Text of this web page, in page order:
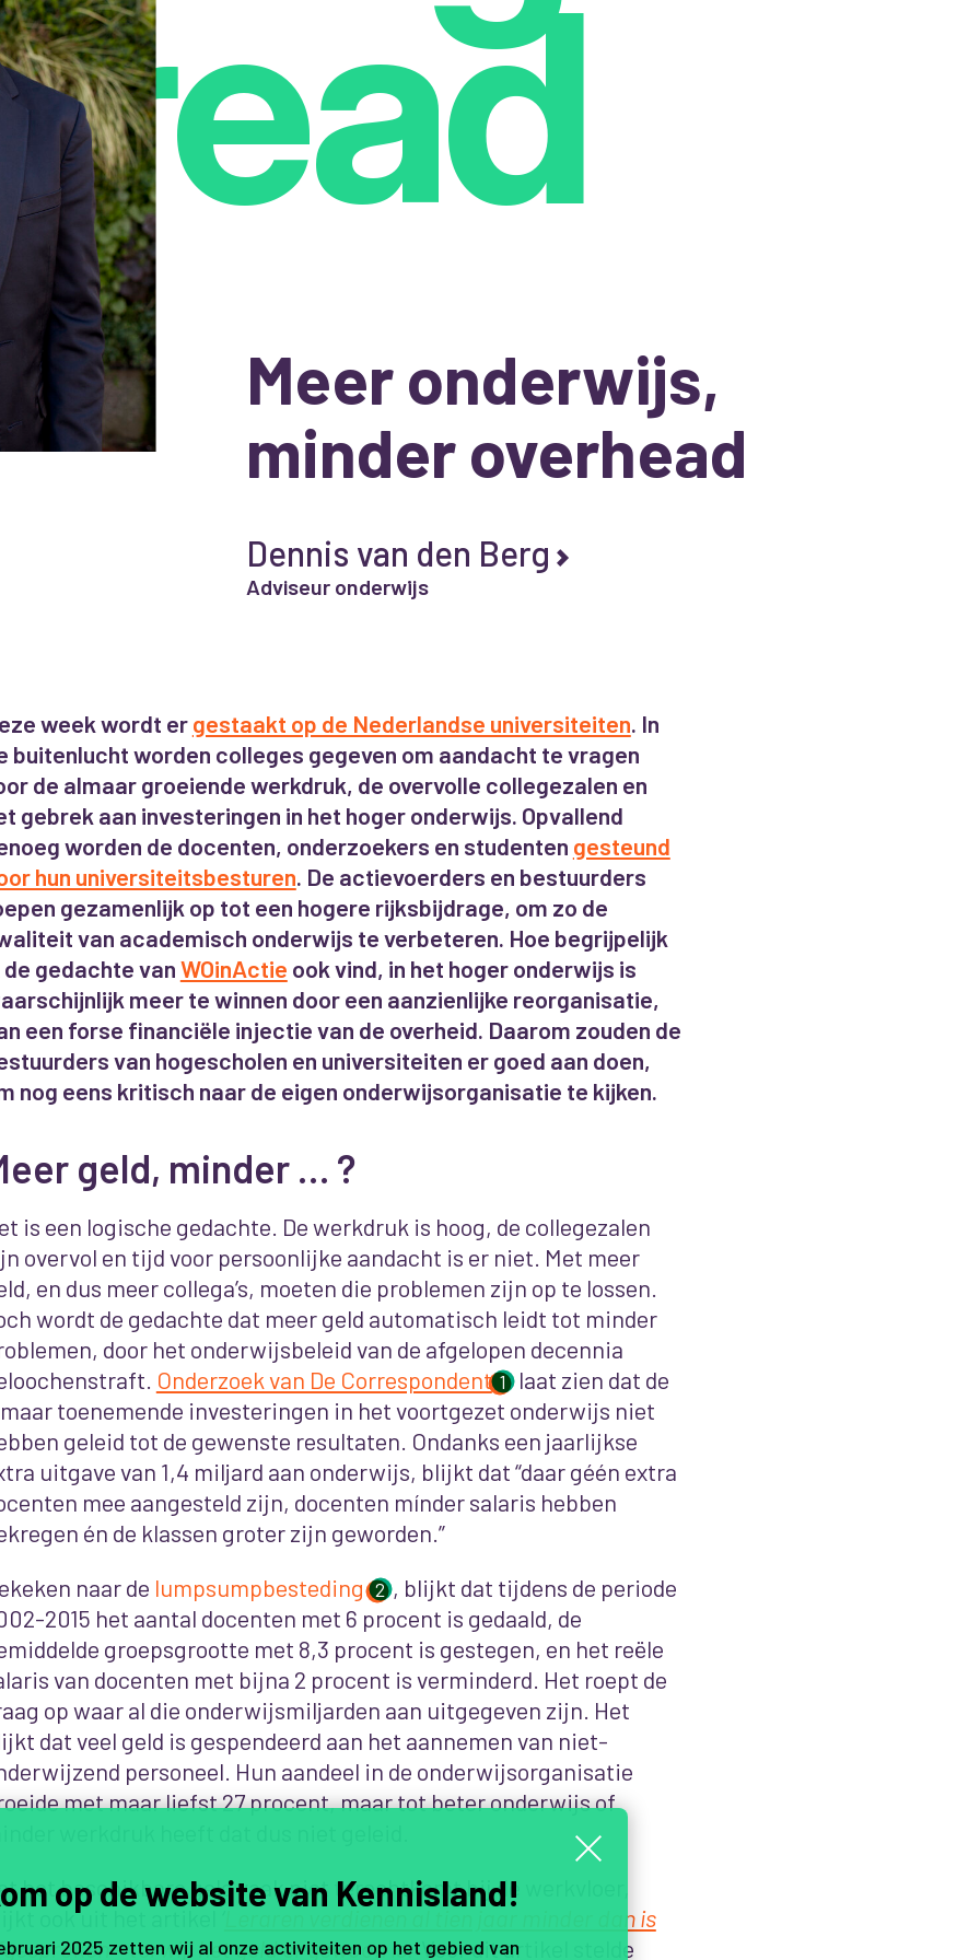
read
Meer onderwijs,
minder overhead
Dennis van den Berg
Adviseur onderwijs
week wordt ergestaakt op de Nederlandse universiteiten. In
buitenlucht worden colleges gegeven om aandacht te vragen
de almaar groeiende werkdruk, de overvolle collegezalen en
gebrek aan investeringen in het hoger onderwijs. Opvallend
worden de docenten, onderzoekers en studenten gesteund
hun universiteitsbesturen. De actievoerders en bestuurders
gezamenlijk op tot een hogere rijksbijdrage, om zo de
van academisch onderwijs te verbeteren. Hoe begrijpelijk
de gedachte vanWOinActie ook vind, in het hoger onderwijs is
meer te winnen door een aanzienlijke reorganisatie,
een forse financiële injectie van de overheid. Daarom zouden de
van hogescholen en universiteiten er goed aan doen,
nog eens kritisch naar de eigen onderwijsorganisatie te kijken.
geld, minder … ?
is een logische gedachte. De werkdruk is hoog, de collegezalen
overvol en tijd voor persoonlijke aandacht is er niet. Met meer
en dus meer collega’s, moeten die problemen zijn op te lossen.
wordt de gedachte dat meer geld automatisch leidt tot minder
door het onderwijsbeleid van de afgelopen decennia
Onderzoek van De Correspondent 1 laat zien dat de
toenemende investeringen in het voortgezet onderwijs niet
geleid tot de gewenste resultaten. Ondanks een jaarlijkse
uitgave van 1,4 miljard aan onderwijs, blijkt dat “daar géén extra
mee aangesteld zijn, docenten mínder salaris hebben
én de klassen groter zijn geworden.”
naar de lumpsumpbesteding 2 , blijkt dat tijdens de periode
2015 het aantal docenten met 6 procent is gedaald, de
groepsgrootte met 8,3 procent is gestegen, en het reële
van docenten met bijna 2 procent is verminderd. Het roept de
op waar al die onderwijsmiljarden aan uitgegeven zijn. Het
dat veel geld is gespendeerd aan het aannemen van niet-
personeel. Hun aandeel in de onderwijsorganisatie
met maar liefst 27 procent, maar tot beter onderwijs of
het beschikbare geld vaak niet terechtkomt bij de werkvloer,
ook uit het artikel
Leraren verdienen al tien jaar minder dan is
– terwijl het geld er gewoon is.’ Voor dit artikel stelde
op de website van Kennisland!
2025 zetten wij al onze activiteiten op het gebied van